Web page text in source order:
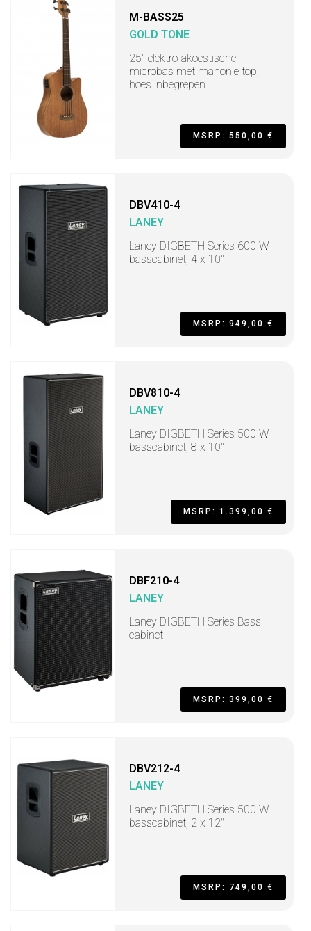
M-BASS25
GOLD TONE
25" elektro-akoestische
microbas met mahonie top,
hoes inbegrepen
MSRP: 550,00 €
DBV410-4
LANEY
Laney DIGBETH Series 600 W
basscabinet, 4 x 10"
MSRP: 949,00 €
DBV810-4
LANEY
Laney DIGBETH Series 500 W
basscabinet, 8 x 10"
MSRP: 1.399,00 €
DBF210-4
LANEY
Laney DIGBETH Series Bass
cabinet
MSRP: 399,00 €
DBV212-4
LANEY
Laney DIGBETH Series 500 W
basscabinet, 2 x 12"
MSRP: 749,00 €